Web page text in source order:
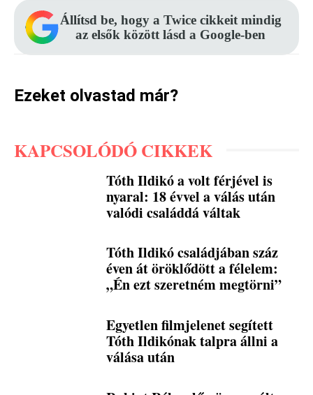
Állítsd be, hogy a Twice cikkeit mindig
az elsők között lásd a Google-ben
Ezeket olvastad már?
KAPCSOLÓDÓ CIKKEK
Tóth Ildikó a volt férjével is
nyaral: 18 évvel a válás után
valódi családdá váltak
Tóth Ildikó családjában száz
éven át öröklődött a félelem:
„Én ezt szeretném megtörni”
Egyetlen filmjelenet segített
Tóth Ildikónak talpra állni a
válása után